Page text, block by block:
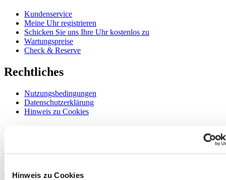
Hinweis zu Cookies
Kundenservice
Meine Uhr registrieren
Schicken Sie uns Ihre Uhr kostenlos zu
Wartungspreise
Check & Reserve
Rechtliches
Nutzungsbedingungen
Datenschutzerklärung
Hinweis zu Cookies
Willkommen im CERTINA Club
Information
Anmelden